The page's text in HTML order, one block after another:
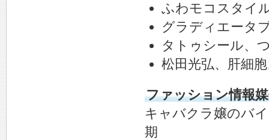
ふわモコスタイ
グラディエータ
タトゥシール、
松田光弘、肝細
ファッション情報
キャバクラ嬢のバ
期